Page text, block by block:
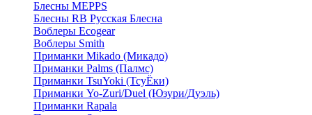
Блесны MEPPS
Блесны RB Русская Блесна
Воблеры Ecogear
Воблеры Smith
Приманки Mikado (Микадо)
Приманки Palms (Палмс)
Приманки TsuYoki (ТсуЁки)
Приманки Yo-Zuri/Duel (Юзури/Дуэль)
Приманки Rapala